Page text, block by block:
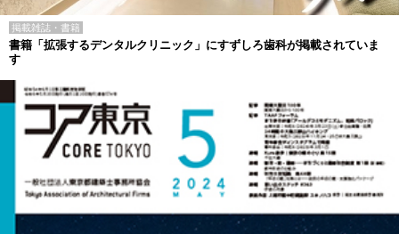
掲載雑誌・書籍
書籍「拡張するデンタルクリニック」にすずしろ歯科が掲載されていま
す